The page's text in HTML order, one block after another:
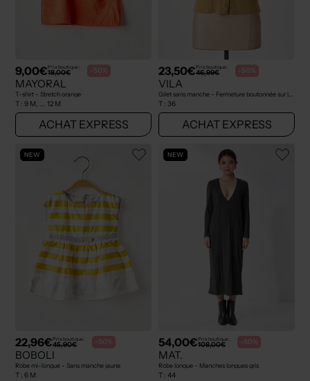
9,00€Prix boutique :
18,00€ -50%
MAYORAL
T-shirt - Stretch orange
T : 9 M, ... 12 M
ACHAT EXPRESS
23,50€Prix boutique :
46,99€ -50%
VILA
T : 36
ACHAT EXPRESS
NEW
22,96€Prix boutique :
45,90€ -50%
BOBOLI
Robe mi-longue - Sans manche jaune
T : 6 M
NEW
54,00€Prix boutique :
108,00€ -50%
MAT.
Robe longue - Manches longues gris
T : 44